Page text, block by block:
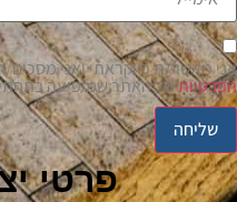
אני מאשר/ת כי קראתי ואני
הפרטיותשל האתר שמופיעה
שליחה
פרטי